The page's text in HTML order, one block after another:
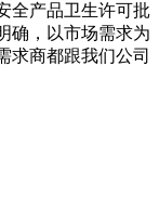
全产品卫生许可批
确，以市场需求为
求商都跟我们公司